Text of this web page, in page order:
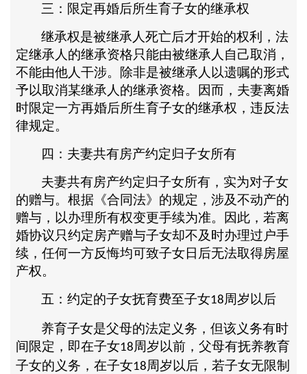
三：限定再婚后所生育子女的继承权
继承权是被继承人死亡后才开始的权利，法
定继承人的继承资格只能由被继承人自己取消，
不能由他人干涉。除非是被继承人以遗嘱的形式
予以取消某继承人的继承资格。因而，夫妻离婚
时限定一方再婚后所生育子女的继承权，违反法
律规定。
四：夫妻共有房产约定归子女所有
夫妻共有房产约定归子女所有，实为对子女
的赠与。根据《合同法》的规定，涉及不动产的
赠与，以办理所有权变更手续为准。因此，若离
婚协议只约定房产赠与子女却不及时办理过户手
续，任何一方反悔均可致子女日后无法取得房屋
产权。
五：约定的子女抚育费至子女18周岁以后
养育子女是父母的法定义务，但该义务有时
间限定，即在子女18周岁以前，父母有抚养教育
子女的义务，在子女18周岁以后，若子女无限制